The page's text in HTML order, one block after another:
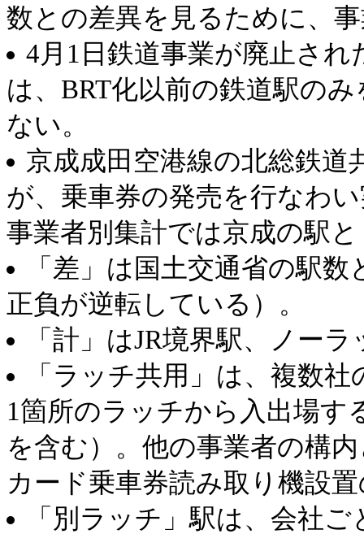
数との差異を見るために、
4月1日鉄道事業が廃止され
は、BRT化以前の鉄道駅の
ない。
京成成田空港線の北総鉄道
が、乗車券の発売を行なわ
事業者別集計では京成の駅
「差」は国土交通省の駅
正負が逆転している）。
「計」はJR境界駅、ノー
「ラッチ共用」は、複数
1箇所のラッチから入出場す
を含む）。他の事業者の構
カード乗車券読み取り機設
「別ラッチ」駅は、会社